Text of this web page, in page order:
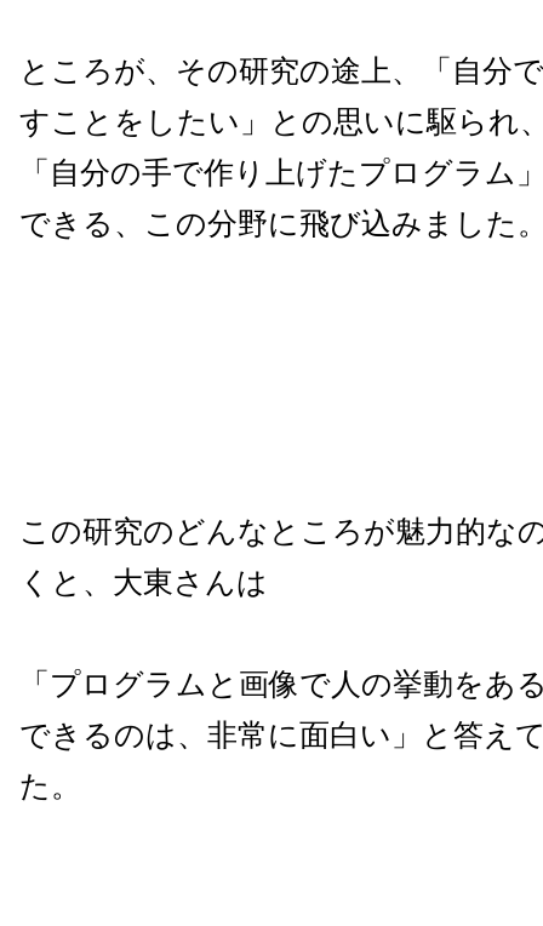
ところが、その研究の途上、「自分
すことをしたい」との思いに駆られ
「自分の手で作り上げたプログラム
できる、この分野に飛び込みました
この研究のどんなところが魅力的な
くと、大東さんは
「プログラムと画像で人の挙動をあ
できるのは、非常に面白い」と答え
た。